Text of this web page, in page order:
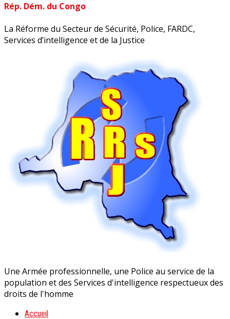
Rép. Dém. du Congo
La Réforme du Secteur de Sécurité, Police, FARDC,
Services d’intelligence et de la Justice
Une Armée professionnelle, une Police au service de la
population et des Services d'intelligence respectueux des
droits de l'homme
Accueil